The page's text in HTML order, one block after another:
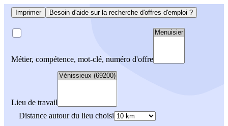
Imprimer Besoin d'aide sur la recherche d'offres d'emploi ?
Métier, compétence, mot-clé, numéro d'offre
Lieu de travail
Distance autour du lieu choisi